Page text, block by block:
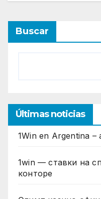
Buscar
Últimas noticias
1Win en Argentina –
1win — ставки на
конторе